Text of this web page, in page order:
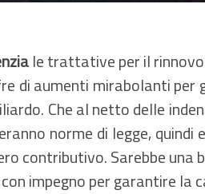
le trattative per il
di aumenti mirabolanti per
Che al netto delle
norme di legge,
contributivo. Sarebbe
impegno per garantire la